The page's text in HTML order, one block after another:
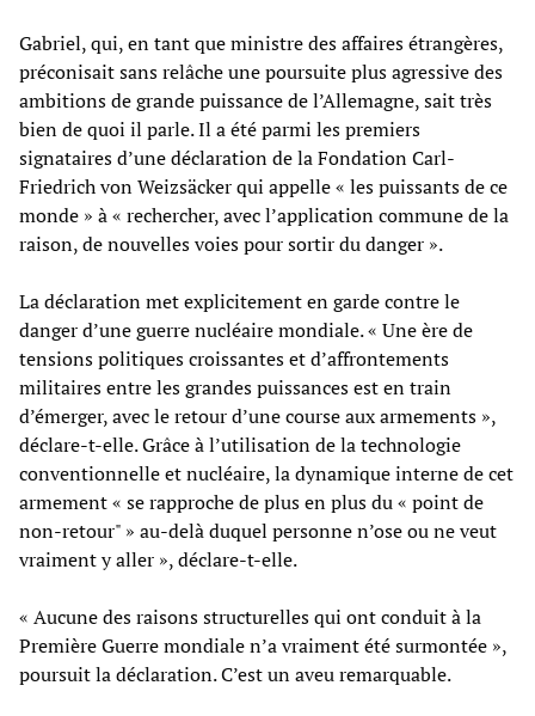
Gabriel, qui, en tant que ministre des affaires étrangères,
préconisait sans relâche une poursuite plus agressive des
ambitions de grande puissance de l’Allemagne, sait très
bien de quoi il parle. Il a été parmi les premiers
signataires d’une déclaration de la Fondation Carl-
Friedrich von Weizsäcker qui appelle « les puissants de ce
monde » à « rechercher, avec l’application commune de la
raison, de nouvelles voies pour sortir du danger ».
La déclaration met explicitement en garde contre le
danger d’une guerre nucléaire mondiale. « Une ère de
tensions politiques croissantes et d’affrontements
militaires entre les grandes puissances est en train
d’émerger, avec le retour d’une course aux armements »,
déclare-t-elle. Grâce à l’utilisation de la technologie
conventionnelle et nucléaire, la dynamique interne de cet
armement « se rapproche de plus en plus du « point de
non-retour" » au-delà duquel personne n’ose ou ne veut
vraiment y aller », déclare-t-elle.
« Aucune des raisons structurelles qui ont conduit à la
Première Guerre mondiale n’a vraiment été surmontée »,
poursuit la déclaration. C’est un aveu remarquable.